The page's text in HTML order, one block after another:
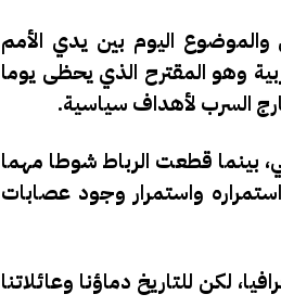
والموضوع اليوم بين يدي الأمم
وهو المقترح الذي يحظى يوما
السرب لأهداف سياسية.
بينما قطعت الرباط شوطا مهما
واستمرار وجود عصابات
لكن للتاريخ دماؤنا وعائلاتنا